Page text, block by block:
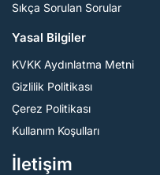
Sıkça Sorulan Sorular
Yasal Bilgiler
KVKK Aydınlatma Metni
Gizlilik Politikası
Çerez Politikası
Kullanım Koşulları
İletişim